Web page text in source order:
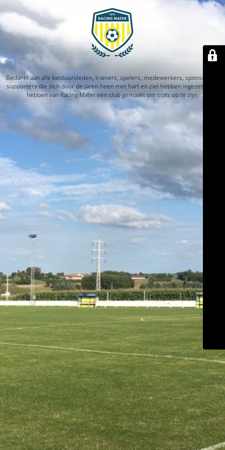
Bedankt aan alle bestuursleden, trainers, spelers, medewerkers, sponsors en
supporters die zich door de jaren heen met hart en ziel hebben ingezet. Jullie
hebben van Racing Mater een club gemaakt om trots op te zijn.